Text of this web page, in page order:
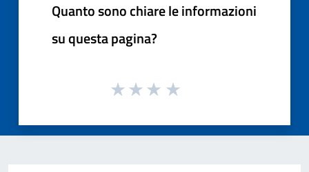
Quanto sono chiare le informazioni
su questa pagina?